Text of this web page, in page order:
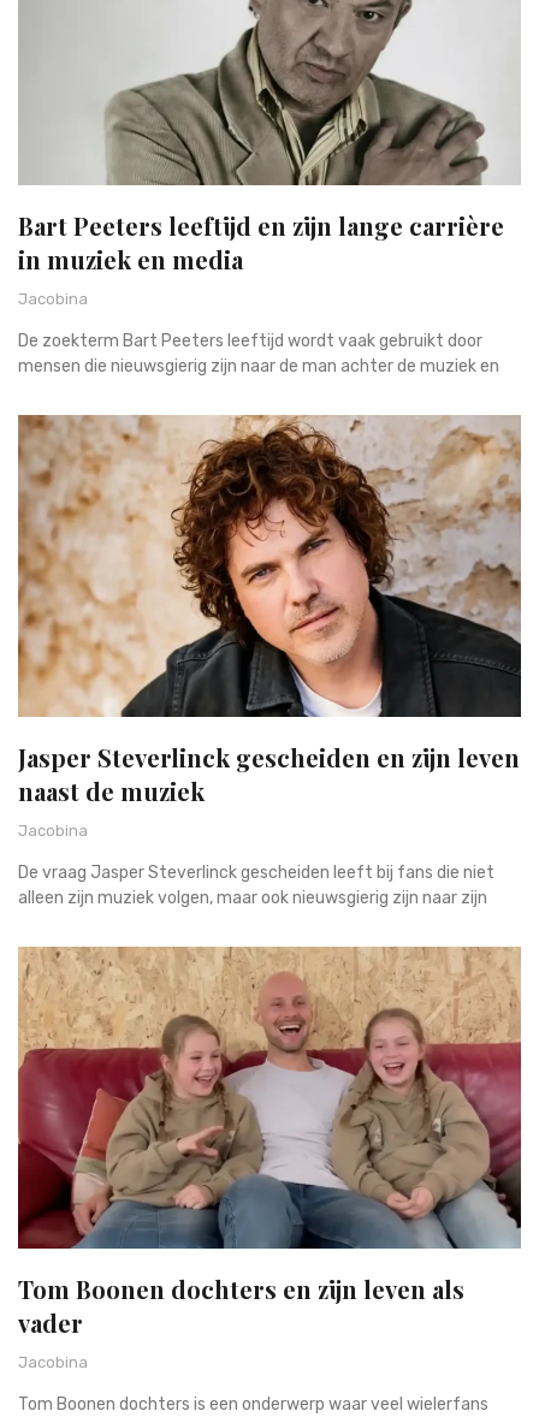
Bart Peeters leeftijd en zijn lange carrière
in muziek en media
Jacobina
De zoekterm Bart Peeters leeftijd wordt vaak gebruikt door
mensen die nieuwsgierig zijn naar de man achter de muziek en
Jasper Steverlinck gescheiden en zijn leven
naast de muziek
Jacobina
De vraag Jasper Steverlinck gescheiden leeft bij fans die niet
alleen zijn muziek volgen, maar ook nieuwsgierig zijn naar zijn
Tom Boonen dochters en zijn leven als
vader
Jacobina
Tom Boonen dochters is een onderwerp waar veel wielerfans